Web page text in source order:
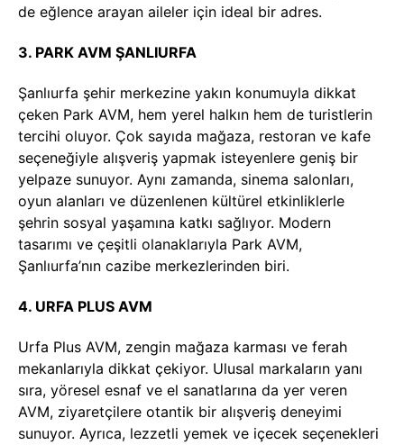
de eğlence arayan aileler için ideal bir adres.
3. PARK AVM ŞANLIURFA
Şanlıurfa şehir merkezine yakın konumuyla dikkat
çeken Park AVM, hem yerel halkın hem de turistlerin
tercihi oluyor. Çok sayıda mağaza, restoran ve kafe
seçeneğiyle alışveriş yapmak isteyenlere geniş bir
yelpaze sunuyor. Aynı zamanda, sinema salonları,
oyun alanları ve düzenlenen kültürel etkinliklerle
şehrin sosyal yaşamına katkı sağlıyor. Modern
tasarımı ve çeşitli olanaklarıyla Park AVM,
Şanlıurfa’nın cazibe merkezlerinden biri.
4. URFA PLUS AVM
Urfa Plus AVM, zengin mağaza karması ve ferah
mekanlarıyla dikkat çekiyor. Ulusal markaların yanı
sıra, yöresel esnaf ve el sanatlarına da yer veren
AVM, ziyaretçilere otantik bir alışveriş deneyimi
sunuyor. Ayrıca, lezzetli yemek ve içecek seçenekleri